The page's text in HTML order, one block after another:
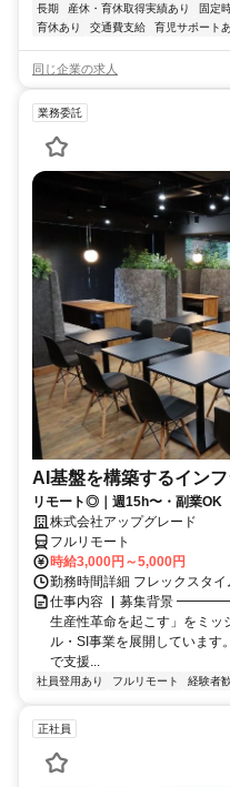
長期 産休・育休取得実績あり 固定
育休あり
交通費支給 育児サポート
同じ企業の求人
業務委託
AI基盤を構築するイン
リモート◎｜週15h〜・副業OK
株式会社アップグレード
フルリモート
時給3,000円～5,000円
勤務時間詳細 フレックスタイ
仕事内容 ▏募集背景
生産性革命を起こす」をミ
ル・SI事業を展開しています
で支援...
社員登用あり フルリモート 経験者
正社員